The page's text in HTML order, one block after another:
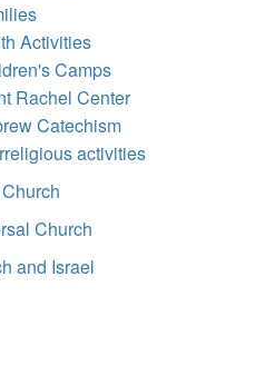
Activities
Camps
Rachel Center
Catechism
activities
Church
and Israel